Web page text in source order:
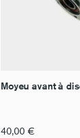
Moyeu avant à
40,00 €